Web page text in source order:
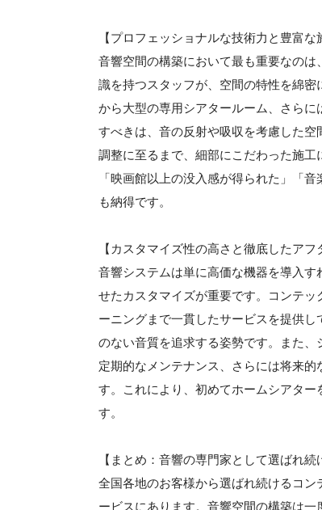
【プロフェッショナルな技術力と豊富な
音響空間の構築において最も重要なの
識を持つスタッフが、空間の特性を綿
から大型の専用シアタールーム、さら
すべきは、音の反射や吸収を考慮した
調整に至るまで、細部にこだわった施
「映画館以上の没入感が得られた」「
も納得です。
【カスタマイズ性の高さと徹底したアフ
音響システムは単に高価な機器を導入
せたカスタマイズが重要です。コンテ
ーニングまで一貫したサービスを提供
のない音質を追求する姿勢です。また
定期的なメンテナンス、さらには将来
す。これにより、初めてホームシアタ
す。
【まとめ：音響の専門家として選ばれ続
全国各地のお客様から選ばれ続けるコ
ービスにあります。音響空間の構築は